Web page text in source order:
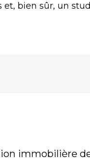
bien sûr, un
immobilière de